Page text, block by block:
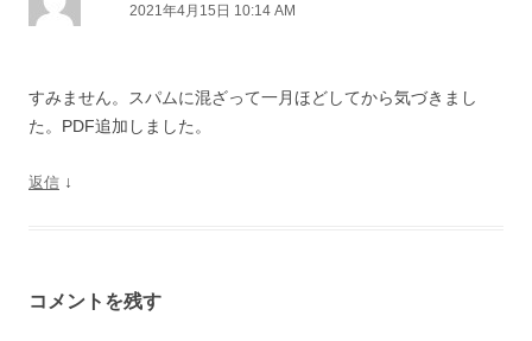
2021年4月15日 10:14 AM
すみません。スパムに混ざって一月ほどしてから気づきまし
た。PDF追加しました。
返信 ↓
コメントを残す